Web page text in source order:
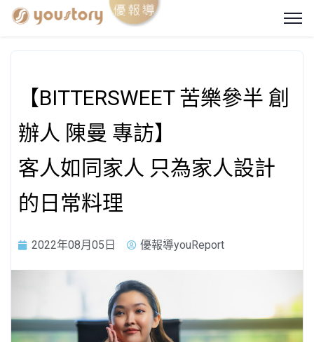
【BITTERSWEET 苦樂參半 創
辦人 陳曼 專訪】
客人如同家人 只為家人設計
的日常料理
2022年08月05日 優報導youReport